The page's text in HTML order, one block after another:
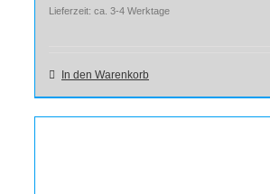
Lieferzeit: ca. 3-4 Werktage
In den Warenkorb